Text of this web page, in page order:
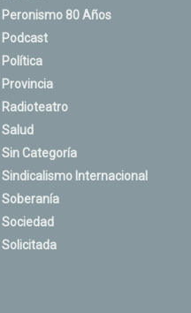
Peronismo 80 Años
Podcast
Política
Provincia
Radioteatro
Salud
Sin Categoría
Sindicalismo Internacional
Soberanía
Sociedad
Solicitada